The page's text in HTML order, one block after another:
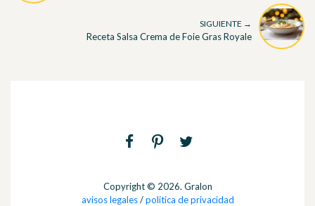
SIGUIENTE →
Receta Salsa Crema de Foie Gras Royale
Copyright © 2026. Gralon
avisos legales/politica de privacidad